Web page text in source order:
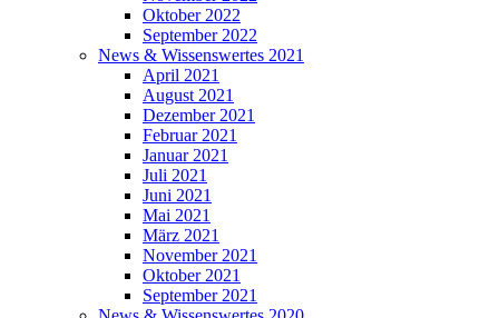
Oktober 2022
September 2022
News & Wissenswertes 2021
April 2021
August 2021
Dezember 2021
Februar 2021
Januar 2021
Juli 2021
Juni 2021
Mai 2021
März 2021
November 2021
Oktober 2021
September 2021